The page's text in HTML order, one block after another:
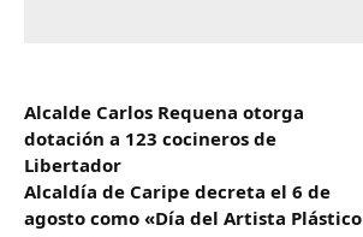
Alcalde Carlos Requena otorga
dotación a 123 cocineros de
Libertador
Alcaldía de Caripe decreta el 6 de
agosto como «Día del Artista Plástico